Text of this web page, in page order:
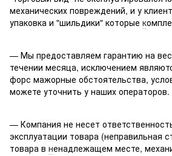
механических повреждений, и у
упаковка и "шильдики" которые к
— Мы предоставляем гарантию на
течении месяца, исключением
форс мажорные обстоятельства,
можете уточнить у наших операторов.
— Компания не несет
эксплуатации товара (неправильная
товара в ненадлежащем месте,